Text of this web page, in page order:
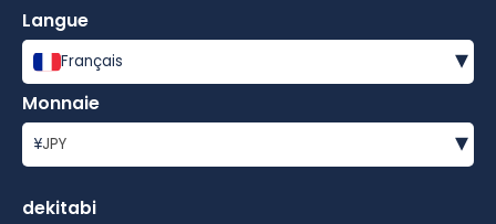
Langue
Français ▾
Monnaie
¥JPY ▾
dekitabi